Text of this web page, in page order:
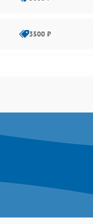
3500 ₽
2000 ₽